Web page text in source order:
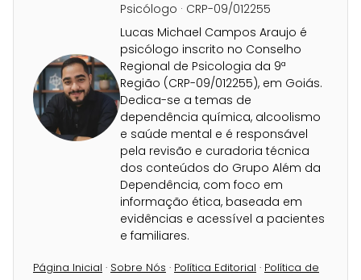
Psicólogo · CRP-09/012255
Lucas Michael Campos Araujo é
psicólogo inscrito no Conselho
Regional de Psicologia da 9ª
Região (CRP-09/012255), em Goiás.
Dedica-se a temas de
dependência química, alcoolismo
e saúde mental e é responsável
pela revisão e curadoria técnica
dos conteúdos do Grupo Além da
Dependência, com foco em
informação ética, baseada em
evidências e acessível a pacientes
e familiares.
Página Inicial · Sobre Nós · Política Editorial · Política de